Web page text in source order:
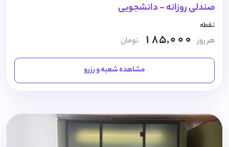
صندلی روزانه - دانشجویی
نقطه
هر روز 185,000 تومان
مشاهده شعبه و رزرو